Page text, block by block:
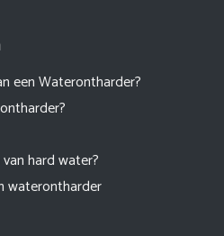
een Waterontharder?
hard water?
waterontharder